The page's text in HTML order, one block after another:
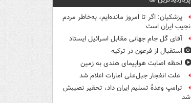
پزشکیان: اگر تا امروز مانده‌ایم، به‌خاطر مردم
نجیب ایران است
آقای گل جام جهانی مقابل اسرائیل ایستاد
استقبال از فرعون در ترکیه
لحظه اصابت هواپیمای هندی به زمین
علت انفجار جبل‌علی امارات اعلام شد
ترامپ وعدۀ تسلیم ایران داد، تحقیر نصیبش
شد